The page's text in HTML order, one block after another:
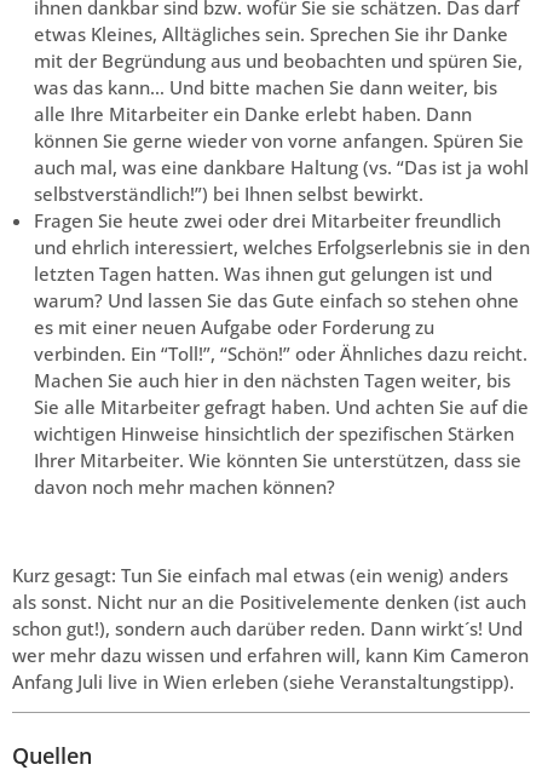
ihnen dankbar sind bzw. wofür Sie sie schätzen. Das darf
etwas Kleines, Alltägliches sein. Sprechen Sie ihr Danke
mit der Begründung aus und beobachten und spüren Sie,
was das kann… Und bitte machen Sie dann weiter, bis
alle Ihre Mitarbeiter ein Danke erlebt haben. Dann
können Sie gerne wieder von vorne anfangen. Spüren Sie
auch mal, was eine dankbare Haltung (vs. “Das ist ja wohl
selbstverständlich!”) bei Ihnen selbst bewirkt.
Fragen Sie heute zwei oder drei Mitarbeiter freundlich
und ehrlich interessiert, welches Erfolgserlebnis sie in den
letzten Tagen hatten. Was ihnen gut gelungen ist und
warum? Und lassen Sie das Gute einfach so stehen ohne
es mit einer neuen Aufgabe oder Forderung zu
verbinden. Ein “Toll!”, “Schön!” oder Ähnliches dazu reicht.
Machen Sie auch hier in den nächsten Tagen weiter, bis
Sie alle Mitarbeiter gefragt haben. Und achten Sie auf die
wichtigen Hinweise hinsichtlich der spezifischen Stärken
Ihrer Mitarbeiter. Wie könnten Sie unterstützen, dass sie
davon noch mehr machen können?
Kurz gesagt: Tun Sie einfach mal etwas (ein wenig) anders
als sonst. Nicht nur an die Positivelemente denken (ist auch
schon gut!), sondern auch darüber reden. Dann wirkt´s! Und
wer mehr dazu wissen und erfahren will, kann Kim Cameron
Anfang Juli live in Wien erleben (siehe Veranstaltungstipp).
Quellen